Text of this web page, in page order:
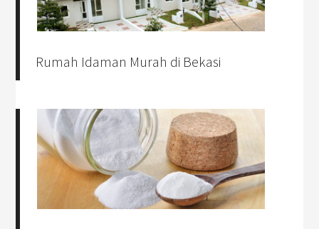
Rumah Idaman Murah di Bekasi